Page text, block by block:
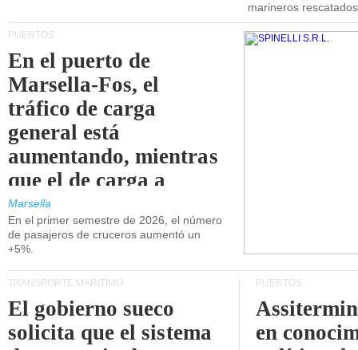
marineros
PUERTOS
En el puerto de
Marsella-Fos, el
tráfico de carga
general está
aumentando, mientras
que el de carga a
granel está
disminuyendo.
Marsella
En el primer semestre de 2026, el número
de pasajeros de cruceros aumentó un
+5%.
TRANSPORTE MARÍTIMO
El gobierno sueco
solicita que el sistema
PUERTOS
en